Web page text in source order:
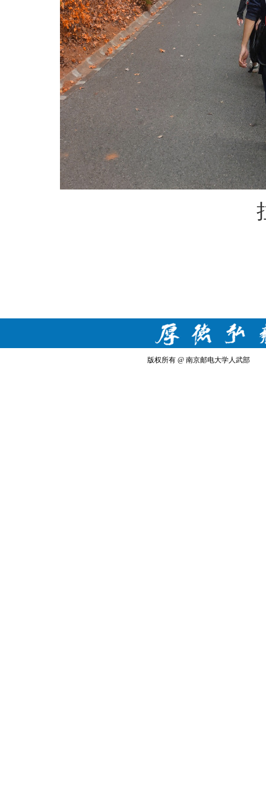
版权所有 @ 南京邮电大学人武